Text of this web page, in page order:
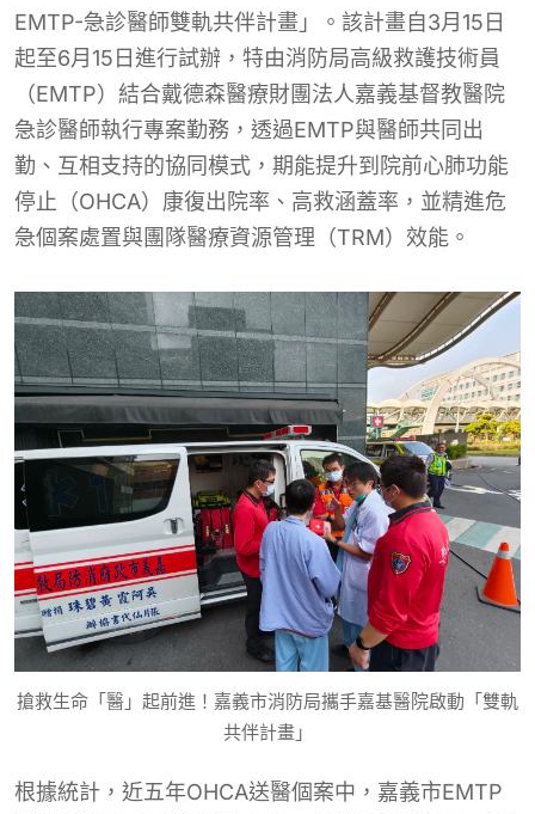
EMTP-急診醫師雙軌共伴計畫」。該計畫自3月15日
起至6月15日進行試辦，特由消防局高級救護技術員
（EMTP）結合戴德森醫療財團法人嘉義基督教醫院
急診醫師執行專案勤務，透過EMTP與醫師共同出
勤、互相支持的協同模式，期能提升到院前心肺功能
停止（OHCA）康復出院率、高救涵蓋率，並精進危
急個案處置與團隊醫療資源管理（TRM）效能。
搶救生命「醫」起前進！嘉義市消防局攜手嘉基醫院啟動「雙軌
共伴計畫」
根據統計，近五年OHCA送醫個案中，嘉義市EMTP